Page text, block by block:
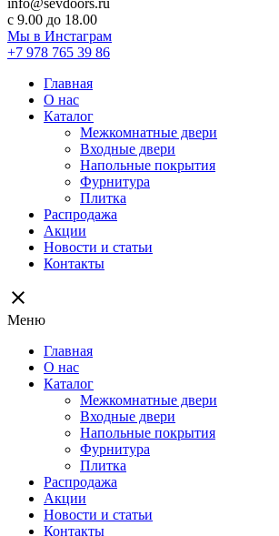
info@sevdoors.ru
c 9.00 до 18.00
Мы в Инстаграм
+7 978 765 39 86
Главная
О нас
Каталог
Межкомнатные двери
Входные двери
Напольные покрытия
Фурнитура
Плитка
Распродажа
Акции
Новости и статьи
Контакты
close
Меню
Главная
О нас
Каталог
Межкомнатные двери
Входные двери
Напольные покрытия
Фурнитура
Плитка
Распродажа
Акции
Новости и статьи
Контакты